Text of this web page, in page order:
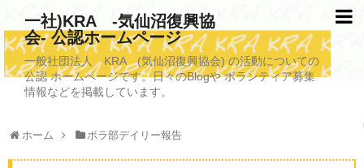
一社)KRA -気仙沼復興協
会- 公認ホームページ
一般社団法人 KRA (気仙沼復興協会) の活動についての
公認 ホームページです。日々のBlogや ボランティア募集
情報などを掲載しています。
ホーム ボラ部デイリー報告
TOPページ
KRAについて